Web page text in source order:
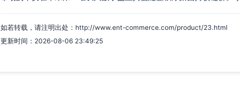
如若转载，请注明出处：http://www.ent-commerce.com/product/23.html
更新时间：2026-08-06 23:49:25